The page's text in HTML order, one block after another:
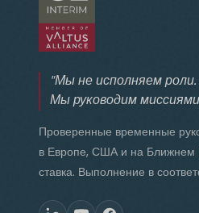
"Мы не исполняем роли.
Мы руководим
Проверенные временные
в Европе, США и на Ближнем
ставка. Выполнение в